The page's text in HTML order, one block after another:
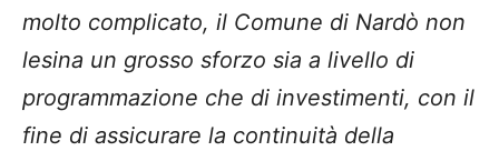
molto complicato, il Comune di Nardò non
lesina un grosso sforzo sia a livello di
programmazione che di investimenti, con il
fine di assicurare la continuità della